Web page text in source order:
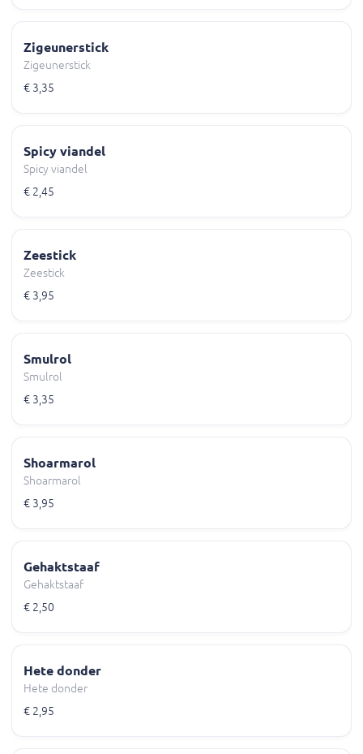
Zigeunerstick
Zigeunerstick
€ 3,35
Spicy viandel
Spicy viandel
€ 2,45
Zeestick
Zeestick
€ 3,95
Smulrol
Smulrol
€ 3,35
Shoarmarol
Shoarmarol
€ 3,95
Gehaktstaaf
Gehaktstaaf
€ 2,50
Hete donder
Hete donder
€ 2,95